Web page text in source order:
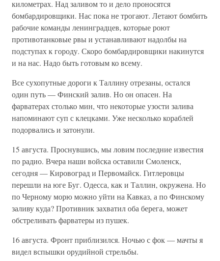
километрах. Над заливом то и дело проносятся
бомбардировщики. Нас пока не трогают. Летают бомбить
рабочие команды ленинградцев, которые роют
противотанковые рвы и устанавливают надолбы на
подступах к городу. Скоро бомбардировщики накинутся
и на нас. Надо быть готовым ко всему.
Все сухопутные дороги к Таллину отрезаны, остался
один путь — Финский залив. Но он опасен. На
фарватерах столько мин, что некоторые узости залива
напоминают суп с клецками. Уже несколько кораблей
подорвались и затонули.
15 августа. Проснувшись, мы ловим последние известия
по радио. Вчера наши войска оставили Смоленск,
сегодня — Кировоград и Первомайск. Гитлеровцы
перешли на юге Буг. Одесса, как и Таллин, окружена. Но
по Черному морю можно уйти на Кавказ, а по Финскому
заливу куда? Противник захватил оба берега, может
обстреливать фарватеры из пушек.
16 августа. Фронт приблизился. Ночью с фок — мачты я
видел вспышки орудийной стрельбы.